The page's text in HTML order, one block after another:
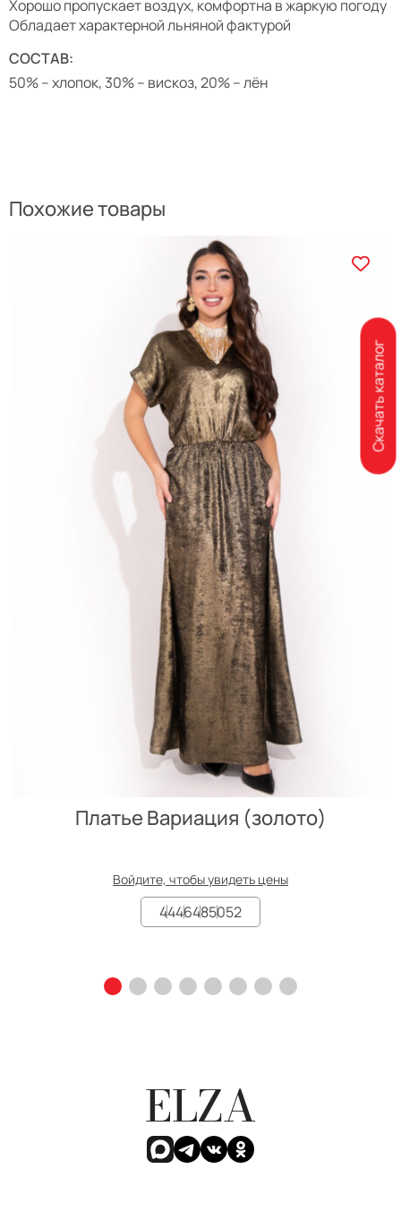
Хорошо пропускает воздух, комфортна в жаркую погоду
Обладает характерной льняной фактурой
СОСТАВ:
50% – хлопок, 30% – вискоз, 20% – лён
Похожие товары
Платье Вариация (золото)
Войдите, чтобы увидеть цены
4446485052
ELZA
Скачать каталог